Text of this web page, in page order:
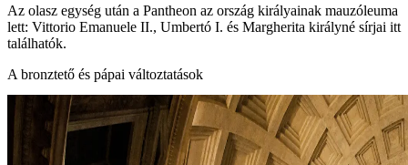
Az olasz egység után a Pantheon az ország királyainak mauzóleuma
lett: Vittorio Emanuele II., Umbertó I. és Margherita királyné sírjai itt
találhatók.
A bronztető és pápai változtatások